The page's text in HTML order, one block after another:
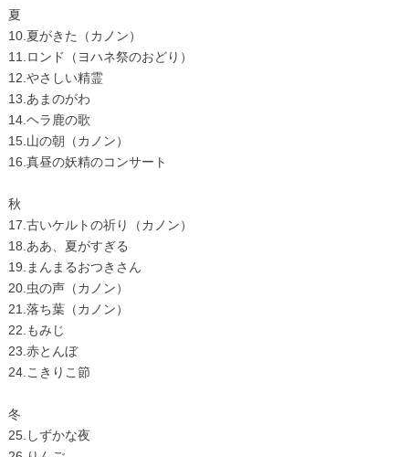
夏
10.夏がきた（カノン）
11.ロンド（ヨハネ祭のおどり）
12.やさしい精霊
13.あまのがわ
14.ヘラ鹿の歌
15.山の朝（カノン）
16.真昼の妖精のコンサート
秋
17.古いケルトの祈り（カノン）
18.ああ、夏がすぎる
19.まんまるおつきさん
20.虫の声（カノン）
21.落ち葉（カノン）
22.もみじ
23.赤とんぼ
24.こきりこ節
冬
25.しずかな夜